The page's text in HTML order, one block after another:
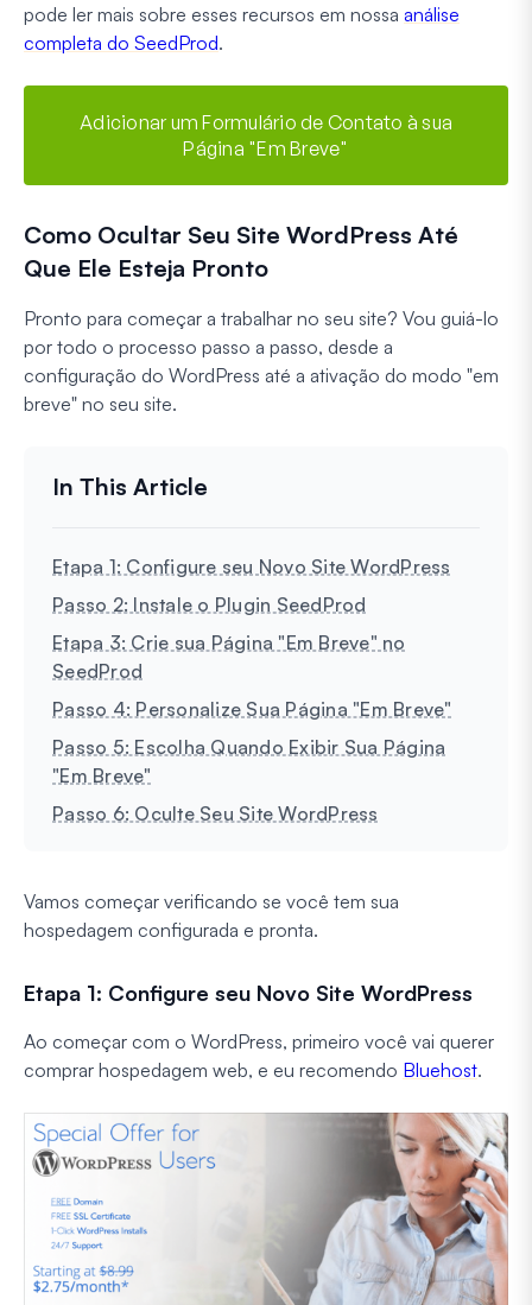
pode ler mais sobre esses recursos em nossa análise
completa do SeedProd.
Adicionar um Formulário de Contato à sua
Página "Em Breve"
Como Ocultar Seu Site WordPress Até
Que Ele Esteja Pronto
Pronto para começar a trabalhar no seu site? Vou guiá-lo
por todo o processo passo a passo, desde a
configuração do WordPress até a ativação do modo "em
breve" no seu site.
Etapa 1: Configure seu Novo Site WordPress
Passo 2: Instale o Plugin SeedProd
Etapa 3: Crie sua Página "Em Breve" no
SeedProd
Passo 4: Personalize Sua Página "Em Breve"
Passo 5: Escolha Quando Exibir Sua Página
"Em Breve"
Passo 6: Oculte Seu Site WordPress
Vamos começar verificando se você tem sua
hospedagem configurada e pronta.
Etapa 1: Configure seu Novo Site WordPress
Ao começar com o WordPress, primeiro você vai querer
comprar hospedagem web, e eu recomendo Bluehost.